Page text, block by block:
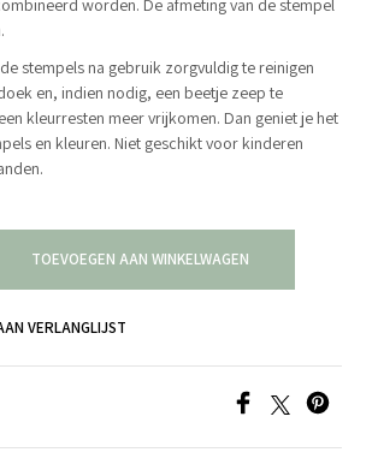
worden. De afmeting van de stempel
stempels na gebruik zorgvuldig te reinigen
en, indien nodig, een beetje zeep te
kleurresten meer vrijkomen. Dan geniet je het
en kleuren. Niet geschikt voor kinderen
TOEVOEGEN AAN WINKELWAGEN
VERLANGLIJST